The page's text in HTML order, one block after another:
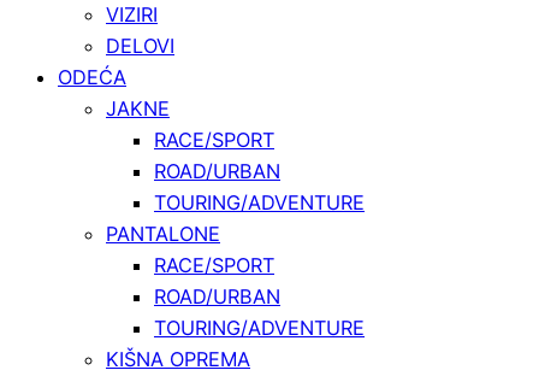
VIZIRI
DELOVI
ODEĆA
JAKNE
RACE/SPORT
ROAD/URBAN
TOURING/ADVENTURE
PANTALONE
RACE/SPORT
ROAD/URBAN
TOURING/ADVENTURE
KIŠNA OPREMA